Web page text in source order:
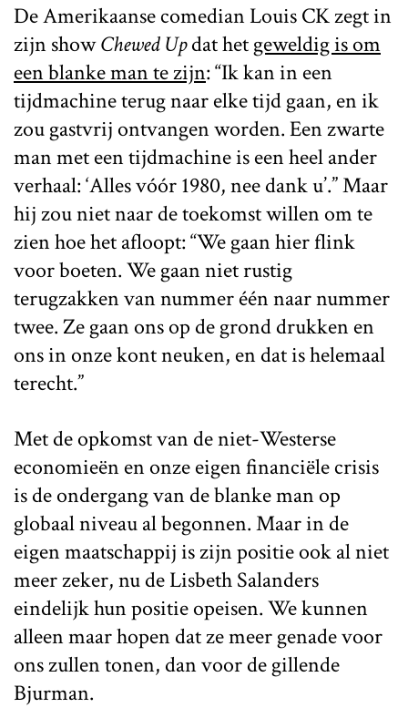
De Amerikaanse comedian Louis CK zegt in
zijn showChewed Updat hetgeweldig is om
een blanke man te zijn: “Ik kan in een
tijdmachine terug naar elke tijd gaan, en ik
zou gastvrij ontvangen worden. Een zwarte
man met een tijdmachine is een heel ander
verhaal: ‘Alles vóór 1980, nee dank u’.” Maar
hij zou niet naar de toekomst willen om te
zien hoe het afloopt: “We gaan hier flink
voor boeten. We gaan niet rustig
terugzakken van nummer één naar nummer
twee. Ze gaan ons op de grond drukken en
ons in onze kont neuken, en dat is helemaal
terecht.”
Met de opkomst van de niet-Westerse
economieën en onze eigen financiële crisis
is de ondergang van de blanke man op
globaal niveau al begonnen. Maar in de
eigen maatschappij is zijn positie ook al niet
meer zeker, nu de Lisbeth Salanders
eindelijk hun positie opeisen. We kunnen
alleen maar hopen dat ze meer genade voor
ons zullen tonen, dan voor de gillende
Bjurman.